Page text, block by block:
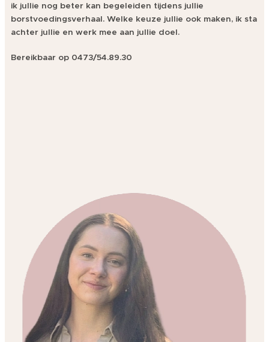
ik jullie nog beter kan begeleiden tijdens jullie
borstvoedingsverhaal. Welke keuze jullie ook maken, ik sta
achter jullie en werk mee aan jullie doel.
Bereikbaar op 0473/54.89.30